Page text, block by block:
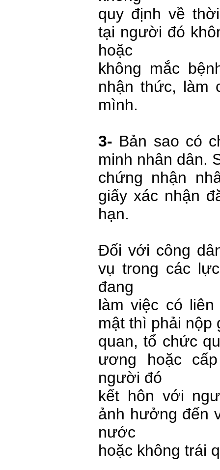
quy định về
tại người đó
hoặc
không mắc
nhận thức, làm
mình.
3- Bản sao có
minh nhân dân.
chứng nhận
giấy xác nhận
hạn.
Đối với công
vụ trong các
đang
làm việc có
mật thì phải nộp
quan, tổ chức
ương hoặc
người đó
kết hôn với
ảnh hưởng đến
nước
hoặc không trái